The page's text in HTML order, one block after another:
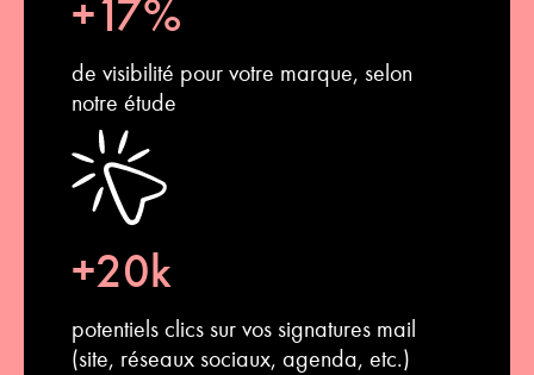
+17%
de visibilité pour votre marque, selon
notre étude
+20k
potentiels clics sur vos signatures mail
(site, réseaux sociaux, agenda, etc.)